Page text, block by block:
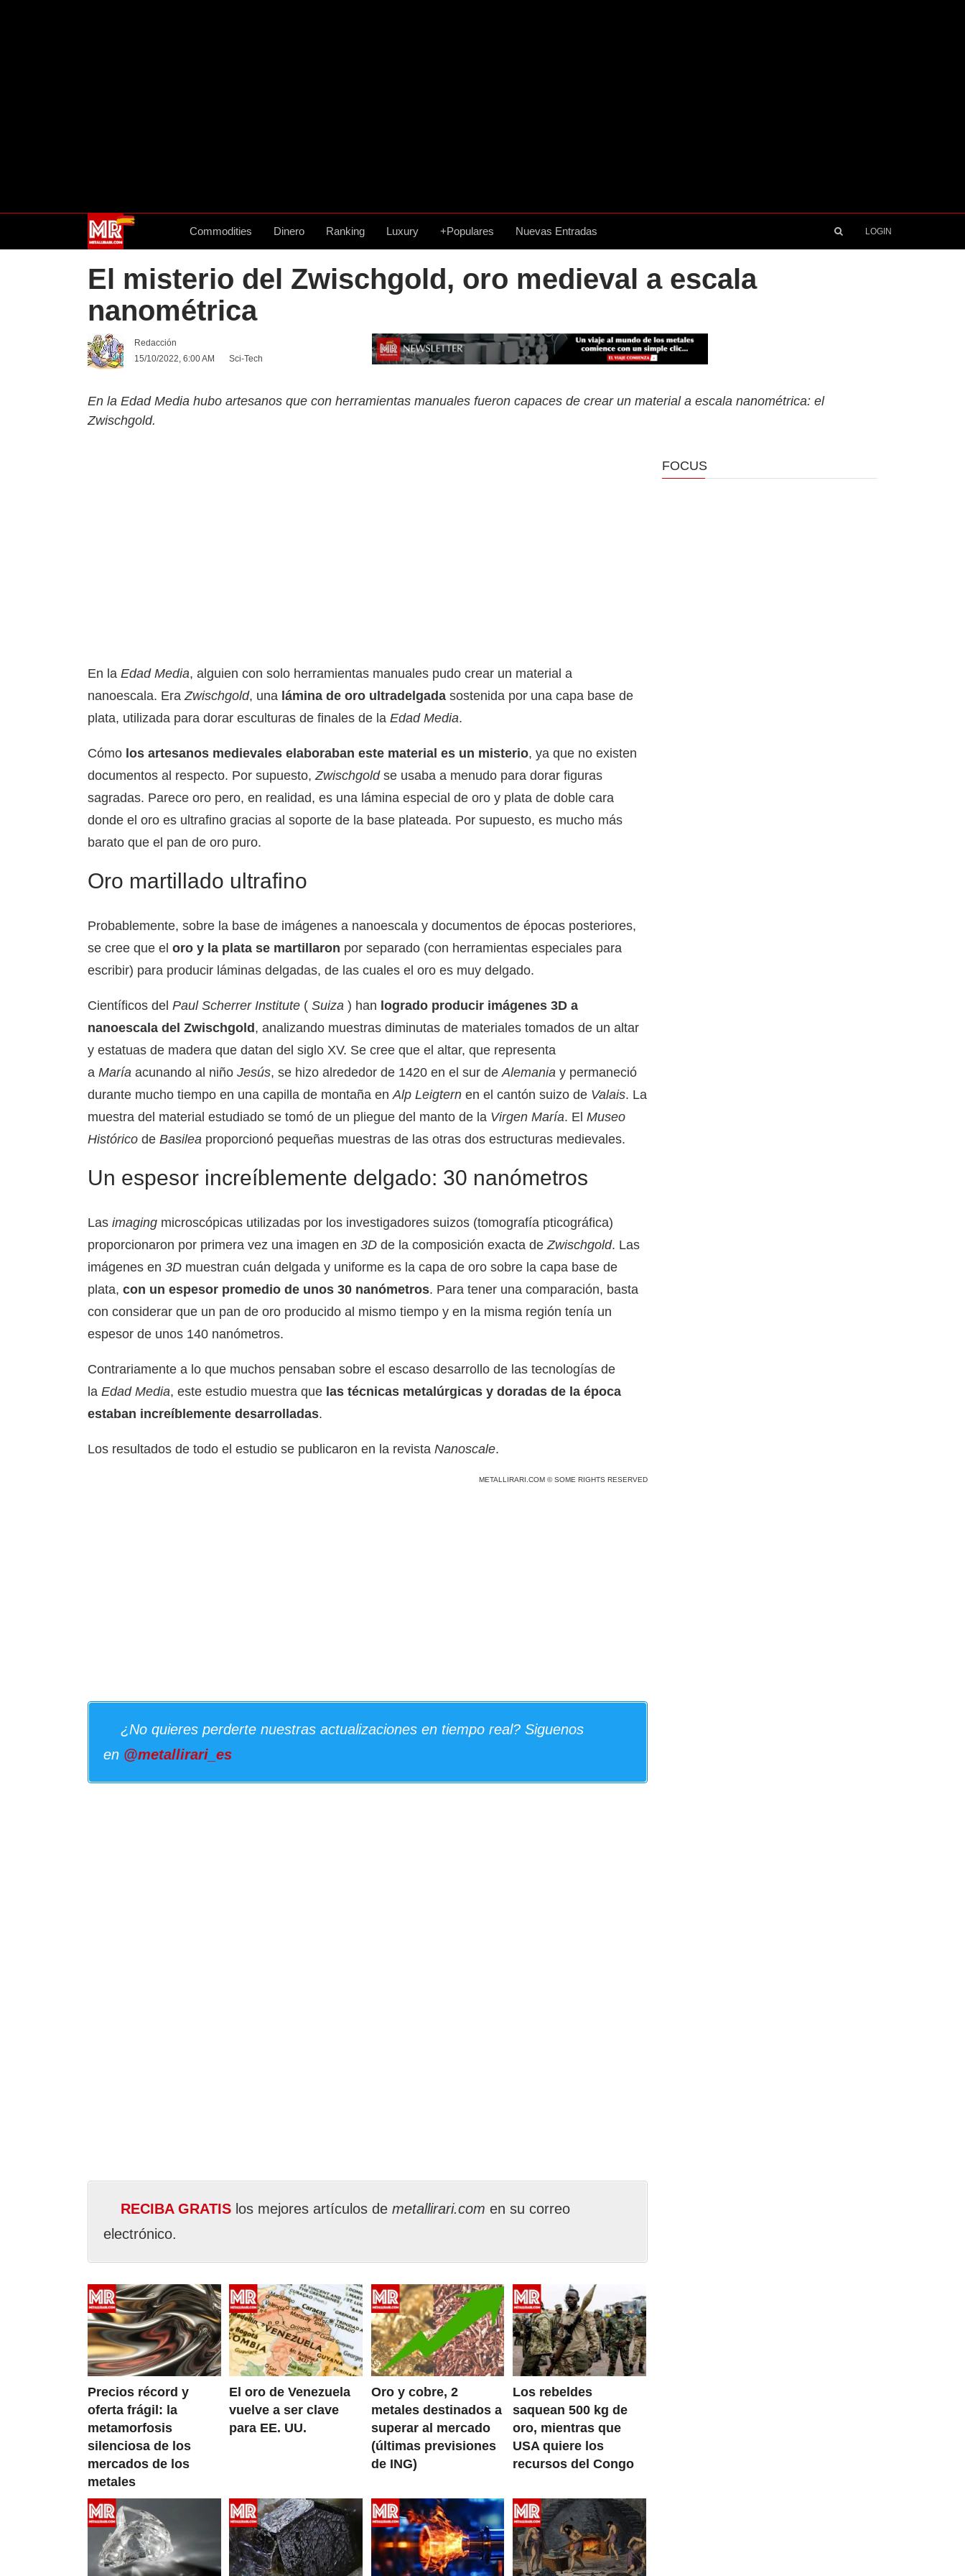
Commodities Dinero Ranking Luxury +Populares Nuevas Entradas LOGIN
El misterio del Zwischgold, oro medieval a escala
nanométrica
Redacción
15/10/2022, 6:00 AM
Sci-Tech
En la Edad Media hubo artesanos que con herramientas manuales fueron capaces de crear un material a escala nanométrica: el
Zwischgold.
En la Edad Media, alguien con solo herramientas manuales pudo crear un material a
nanoescala. EraZwischgold, una lámina de oro ultradelgada sostenida por una capa base de
plata, utilizada para dorar esculturas de finales de la Edad Media.
Cómo los artesanos medievales elaboraban este material es un misterio, ya que no existen
documentos al respecto. Por supuesto,Zwischgoldse usaba a menudo para dorar figuras
sagradas. Parece oro pero, en realidad, es una lámina especial de oro y plata de doble cara
donde el oro es ultrafino gracias al soporte de la base plateada. Por supuesto, es mucho más
barato que el pan de oro puro.
Oro martillado ultrafino
Probablemente, sobre la base de imágenes a nanoescala y documentos de épocas posteriores,
se cree que el oro y la plata se martillaron por separado (con herramientas especiales para
escribir) para producir láminas delgadas, de las cuales el oro es muy delgado.
Científicos del Paul Scherrer Institute ( Suiza ) han logrado producir imágenes 3D a
nanoescala del Zwischgold , analizando muestras diminutas de materiales tomados de un altar
y estatuas de madera que datan del siglo XV. Se cree que el altar, que representa
a María acunando al niño Jesús, se hizo alrededor de 1420 en el sur deAlemania y permaneció
durante mucho tiempo en una capilla de montaña enAlp Leigtern en el cantón suizo de Valais. La
muestra del material estudiado se tomó de un pliegue del manto de la Virgen María. El Museo
Histórico de Basilea proporcionó pequeñas muestras de las otras dos estructuras medievales.
Un espesor increíblemente delgado: 30 nanómetros
Las imaging microscópicas utilizadas por los investigadores suizos (tomografía pticográfica)
proporcionaron por primera vez una imagen en 3D de la composición exacta deZwischgold. Las
imágenes en 3D muestran cuán delgada y uniforme es la capa de oro sobre la capa base de
plata, con un espesor promedio de unos 30 nanómetros. Para tener una comparación, basta
con considerar que un pan de oro producido al mismo tiempo y en la misma región tenía un
espesor de unos 140 nanómetros.
Contrariamente a lo que muchos pensaban sobre el escaso desarrollo de las tecnologías de
la Edad Media, este estudio muestra que las técnicas metalúrgicas y doradas de la época
estaban increíblemente desarrolladas.
Los resultados de todo el estudio se publicaron en la revista Nanoscale.
METALLIRARI.COM © SOME RIGHTS RESERVED
¿No quieres perderte nuestras actualizaciones en tiempo real? Siguenos
en @metallirari_es
RECIBA GRATIS los mejores artículos de metallirari.com en su correo
electrónico.
Precios récord y
oferta frágil: la
metamorfosis
silenciosa de los
mercados de los
metales
El oro de Venezuela
vuelve a ser clave
para EE. UU.
Oro y cobre, 2
metales destinados a
superar al mercado
(últimas previsiones
de ING)
Los rebeldes
saquean 500 kg de
oro, mientras que
USA quiere los
recursos del Congo
FOCUS